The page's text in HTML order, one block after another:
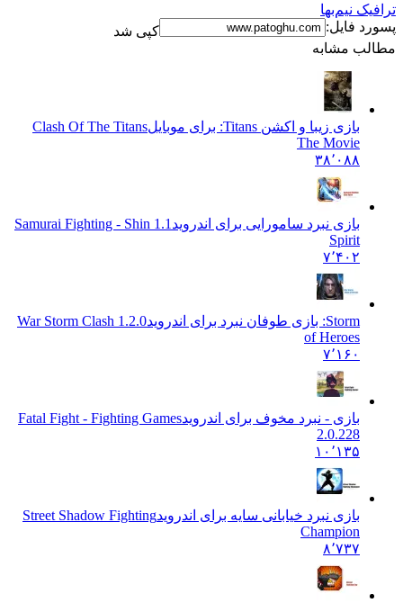
نیم‌بها
فایل:
کپی شد
مشابه
بازی زیبا و اکشن Titans: برای موبایل
Clash Of The Titans
The Movie
۳۸٬۰۸۸
بازی نبرد سامورایی برای اندروید
1.1 Samurai Fighting - Shin
1.2.0 War Storm Clash
of Heroes
بازی - نبرد مخوف برای اندروید Fatal Fight - Fighting Games
2.0.228
۱۰٬۱۳۵
بازی نبرد خیابانی سایه برای اندروید Street Shadow Fighting
Champion